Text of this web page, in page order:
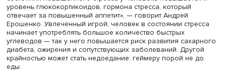
«У лиц, которые длительное время находятся в сидячем
состоянии, в вынужденном напряженном положении,
проблемы могут проявляться в более раннем
также сопровождаться наибольшим клиническим
проявлением, то есть наиболее частым и наиболее
поясняет сердечно-сосудистый и
хирург Андрей Ерошенко.